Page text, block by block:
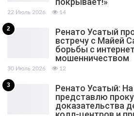
22 Июль 2026 14
2
Ренато Усатый
встречу с Майей
борьбы с
мошенничеством
30 Июль 2026 12
3
Ренато Усатый:
представлю
доказательства